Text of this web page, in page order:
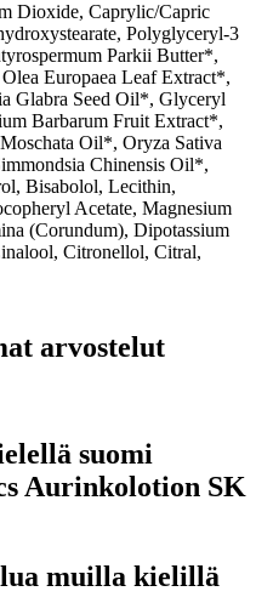
Dioxide, Caprylic/Capric
Polyglyceryl-3
Parkii Butter*,
Europaea Leaf Extract*,
Glabra Seed Oil*, Glyceryl
Barbarum Fruit Extract*,
Oil*, Oryza Sativa
Chinensis Oil*,
Bisabolol, Lecithin,
Acetate, Magnesium
(Corundum), Dipotassium
Citronellol, Citral,
arvostelut
suomi
Aurinkolotion SK
muilla kielillä